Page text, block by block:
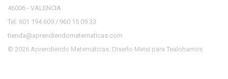
46006 - VALENCIA
Tel: 601 194 609 / 960 15 09 33
tienda@aprendiendomatematicas.com
© 2026 Aprendiendo Matemáticas. Diseño Meisi para Tealohamos